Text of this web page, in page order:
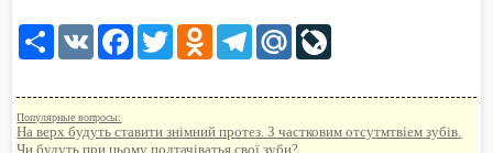
Share VK Facebook
TwitterOdnoklassniki
TelegramMail.Ru
Популярные вопросы:
На верх будуть ставити знімний протез. З частковим отсутмтвіем зубів.
Чи будуть при цьому подтачіватья свої зуби?